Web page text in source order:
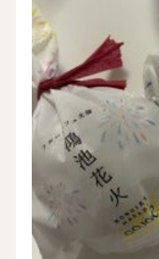
お知らせ
採用情報
お問い合わせ